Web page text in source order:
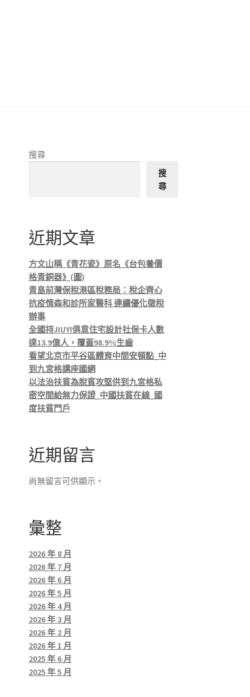
搜尋
搜
尋
近期文章
方文山稱《青花瓷》原名《台包養價
格青銅器》(圖)
青島前灣保稅港區稅務局：稅企齊心
抗疫情森和診所家醫科 連續優化徵稅
辦事
全國持JIUYI俱意住宅設計社保卡人數
達13.9億人，覆蓋98.9%生齒
看望北京市平谷區體育中間安頓點_中
到九宮格講座國網
以法治扶貧為脫貧攻堅供到九宮格私
密空間給無力保證_中國扶貧在線_國
度扶貧門戶
近期留言
尚無留言可供顯示。
彙整
2026 年 8 月
2026 年 7 月
2026 年 6 月
2026 年 5 月
2026 年 4 月
2026 年 3 月
2026 年 2 月
2026 年 1 月
2025 年 6 月
2025 年 5 月